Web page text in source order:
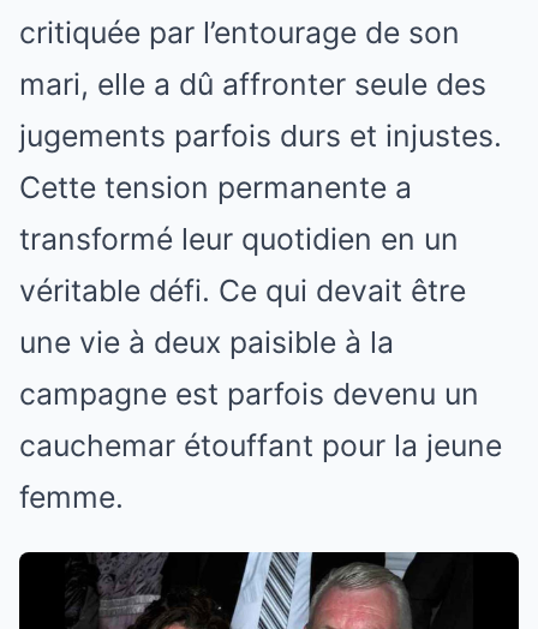
critiquée par l’entourage de son
mari, elle a dû affronter seule des
jugements parfois durs et injustes.
Cette tension permanente a
transformé leur quotidien en un
véritable défi. Ce qui devait être
une vie à deux paisible à la
campagne est parfois devenu un
cauchemar étouffant pour la jeune
femme.